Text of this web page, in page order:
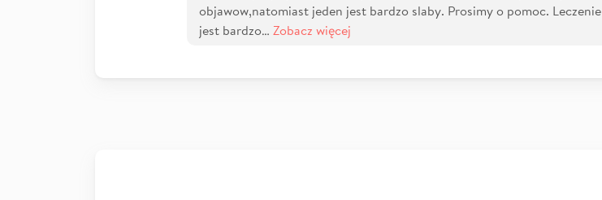
objawow,natomiast jeden jest bardzo slaby. Prosimy o pomoc. Leczenie
jest bardzo… Zobacz więcej